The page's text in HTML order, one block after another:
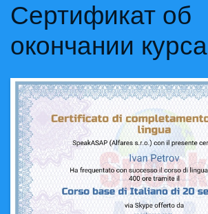
Сертификат об
окончании курса